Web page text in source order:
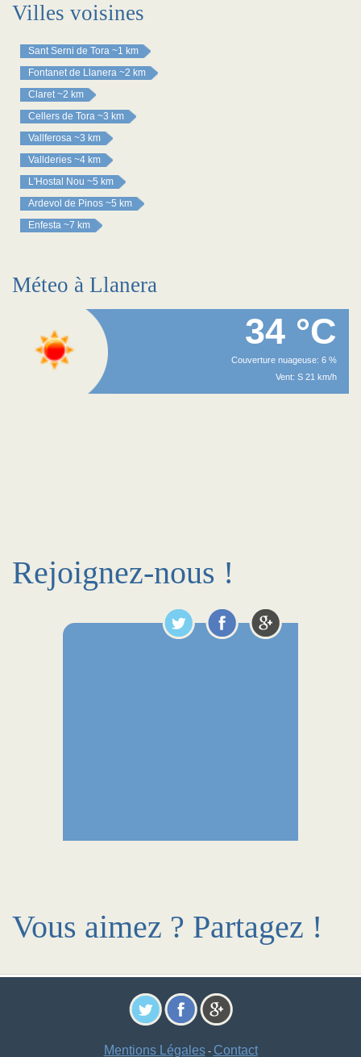
Villes voisines
Sant Serni de Tora ~1 km
Fontanet de Llanera ~2 km
Claret ~2 km
Cellers de Tora ~3 km
Vallferosa ~3 km
Vallderies ~4 km
L'Hostal Nou ~5 km
Ardevol de Pinos ~5 km
Enfesta ~7 km
Méteo à Llanera
34 °C
Couverture nuageuse: 6 %
Vent: S 21 km/h
Rejoignez-nous !
Vous aimez ? Partagez !
Mentions Légales- Contact